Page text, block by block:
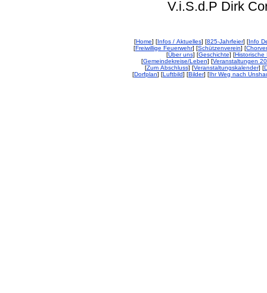
V.i.S.d.P Dirk
[Home] [Infos / Aktuelles] [825-Jahrfeier] [Info
[Freiwillige Feuerwehr] [Schützenverein] [
[Über uns] [Geschichte] [Historische
[Gemeindekreise/Leben] [Veranstaltungen
[Zum Abschluss] [Veranstaltungskalender] [
[Dorfplan] [Luftbild] [Bilder] [Ihr Weg nach